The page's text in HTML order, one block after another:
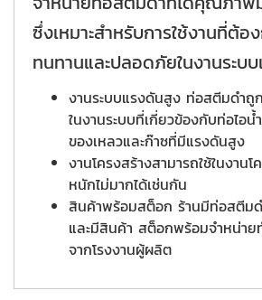
ซึ่งเหมาะสำหรับการใช้งานที่ต้อ
ทนทานและปลอดภัยในงานระบบ
งานระบบแรงดันสูง ท่อสตีมดำถู
ในงานระบบที่เกี่ยวข้องกับท่อไอ
ของเหลวและก๊าซที่มีแรงดันสูง
งานโครงสร้างสามารถใช้ในงาน
หนักไม่มากได้เช่นกัน
สินค้าพร้อมสต็อก ร้านมีท่อสตีม
และมีสินค้า สต็อกพร้อมจำหน่า
จากโรงงานผู้ผลิต